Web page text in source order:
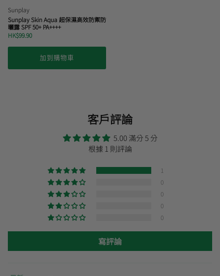
Sunplay
Sunplay Skin Aqua 超保濕高效防禦防
曬露 SPF 50+ PA++++
HK$99.90
加到購物車
客戶評論
5.00 滿分 5 分
根據 1 則評論
1
0
0
0
0
寫評論